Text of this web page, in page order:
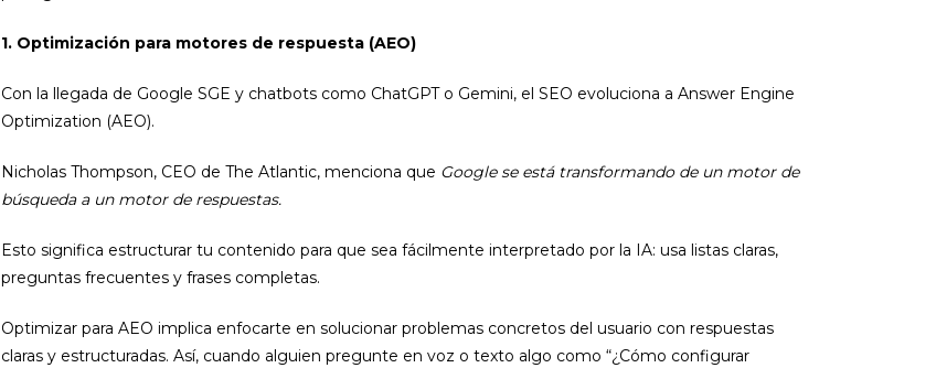
1. Optimización para motores de respuesta (AEO)
Con la llegada de Google SGE y chatbots como ChatGPT o Gemini, el SEO evoluciona a Answer Engine
Optimization (AEO).
Nicholas Thompson, CEO de The Atlantic, menciona que Google se está transformando de un motor de
búsqueda a un motor de respuestas.
Esto significa estructurar tu contenido para que sea fácilmente interpretado por la IA: usa listas claras,
preguntas frecuentes y frases completas.
Optimizar para AEO implica enfocarte en solucionar problemas concretos del usuario con respuestas
claras y estructuradas. Así, cuando alguien pregunte en voz o texto algo como “¿Cómo configurar